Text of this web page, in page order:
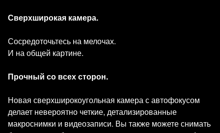
Сверхширокая камера.
Сосредоточьтесь на мелочах.
И на общей картине.
Прочный со всех сторон.
Новая сверхширокоугольная камера с автофокусом
делает невероятно четкие, детализированные
макроснимки и видеозаписи. Вы также можете снимать